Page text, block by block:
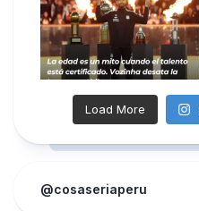
Load More
@cosaseriaperu